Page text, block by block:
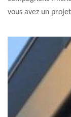
vous avez un